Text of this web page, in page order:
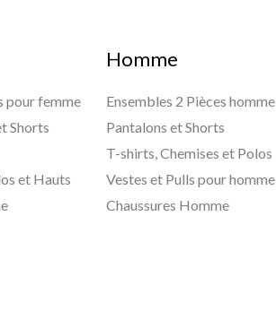
pour femme
Shorts
et Hauts
Homme
Ensembles 2 Pièces homme
Pantalons et Shorts
T-shirts, Chemises et Polos
Vestes et Pulls pour homme
Chaussures Homme